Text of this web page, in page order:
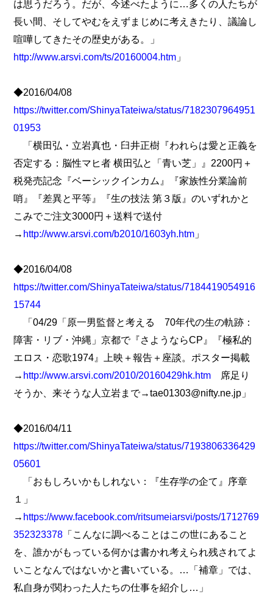
は思うだろう。だが、今述べたように…多くの人たちが
長い間、そしてやむをえずまじめに考えきたり、議論し
喧嘩してきたその歴史がある。」
http://www.arsvi.com/ts/20160004.htm 」
◆2016/04/08
https://twitter.com/ShinyaTateiwa/status/7182307964951
01953
「横田弘・立岩真也・臼井正樹『われらは愛と正義を
否定する：脳性マヒ者 横田弘と「青い芝」』2200円＋
税発売記念『ベーシックインカム』『家族性分業論前
哨』『差異と平等』『生の技法 第３版』のいずれかと
こみでご注文3000円＋送料で送付
→ http://www.arsvi.com/b2010/1603yh.htm 」
◆2016/04/08
https://twitter.com/ShinyaTateiwa/status/7184419054916
15744
「04/29「原一男監督と考える 70年代の生の軌跡：
障害・リブ・沖縄」京都で『さようならCP』『極私的
エロス・恋歌1974』上映＋報告＋座談。ポスター掲載
→ http://www.arsvi.com/2010/20160429hk.htm 席足り
そうか、来そうな人立岩まで→tae01303@nifty.ne.jp」
◆2016/04/11
https://twitter.com/ShinyaTateiwa/status/7193806336429
05601
「おもしろいかもしれない：『生存学の企て』序章
１」
→ https://www.facebook.com/ritsumeiarsvi/posts/1712769
352323378 「こんなに調べることはこの世にあること
を、誰かがもっている何かは書かれ考えられ残されてよ
いことなんではないかと書いている。…「補章」では、
私自身が関わった人たちの仕事を紹介し…」